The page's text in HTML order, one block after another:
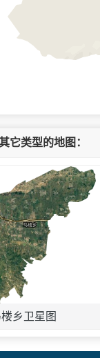
它类型的地图：
乡卫星图